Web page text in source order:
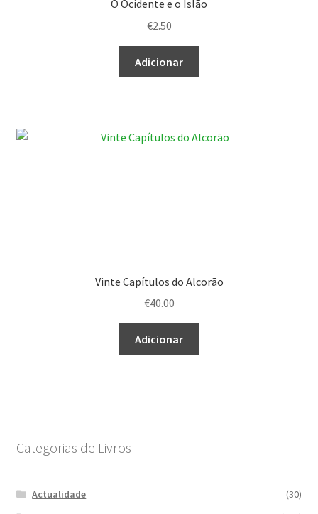
O Ocidente e o Islão
€2.50
Adicionar
Vinte Capítulos do Alcorão
€40.00
Adicionar
Categorias de Livros
Actualidade
(30)